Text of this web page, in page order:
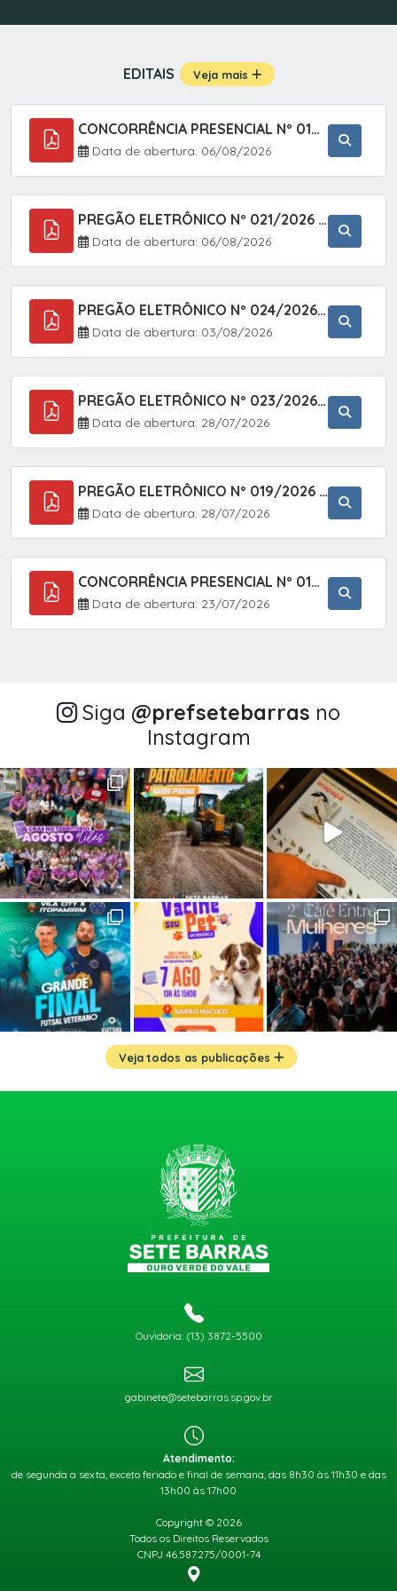
EDITAIS Veja mais
CONCORRÊNCIA PRESENCIAL Nº 019/2025 - PAVIMENTAÇÃO ASFÁLTICA EM TRECHO DA RUA 2 NO BAIRRO VILA SOARES NO MUNICÍPIO DE SETE BARRAS/SP.
Data de abertura: 06/08/2026
PREGÃO ELETRÔNICO Nº 021/2026 - AQUISIÇÃO DE CONTENTORES E CARRINHOS, DESTINADOS A COLETIVA E MANEJO DE RESÍDUOS SÓLIDOS, ATRAVÉS DO SISTEMA DE REGISTRO DE PREÇOS (SRP)
Data de abertura: 06/08/2026
PREGÃO ELETRÔNICO Nº 024/2026 - AQUISIÇÃO DE GÁS MEDICINAL TIPO OXIGÊNIO (1,00 M3, 3,00 M3 E 10,00 M3), EM ATENDIMENTO À SECRETARIA MUNICIPAL DE SAÚDE, ATRAVÉS DO SISTEMA DE REGISTRO DE PREÇOS (SRP)
Data de abertura: 03/08/2026
PREGÃO ELETRÔNICO Nº 023/2026 - AQUISIÇÃO DE ENXOVAL INFANTIL, EM ATENDIMENTO À SECRETARIA MUNICIPAL DE EDUCAÇÃO, ATRAVÉS DO SISTEMA DE REGISTRO DE PREÇOS (SRP).
Data de abertura: 28/07/2026
PREGÃO ELETRÔNICO Nº 019/2026 - CONTRATAÇÃO DE EMPRESA ESPECIALIZADA PARA A PRESTAÇÃO DE SERVIÇOS VETERINÁRIOS CLÍNICOS E CIRÚRGICOS, COM FOCO EM AÇÕES DE SAÚDE PÚBLICA, BEM-ESTAR ANIMAL E CONTROLE POPULACIONAL ÉTICO DE CÃES E GATOS, EM ATENDIMENTO À
Data de abertura: 28/07/2026
CONCORRÊNCIA PRESENCIAL Nº 018/2026 - PAVIMENTAÇÃO ASFÁLTICA NO BAIRRO VOTUPOCA ? ESTRADA DA RAPOSA, NO MUNICÍPIO DE SETE BARRAS/SP
Data de abertura: 23/07/2026
Siga @‌prefsetebarras no
Instagram
Veja todos as publicações
Ouvidoria: (13) 3872-5500
gabinete@setebarras.sp.gov.br
Atendimento:
de segunda a sexta, exceto feriado e final de semana, das 8h30 às 11h30 e das
13h00 às 17h00
Copyright © 2026
Todos os Direitos Reservados
CNPJ 46.587.275/0001-74